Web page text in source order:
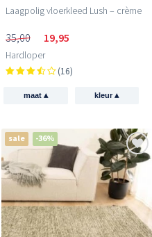
Laagpolig vloerkleed Lush – crème
35,00 19,95
Hardloper
(16)
maat ▴ kleur▴
sale -36%